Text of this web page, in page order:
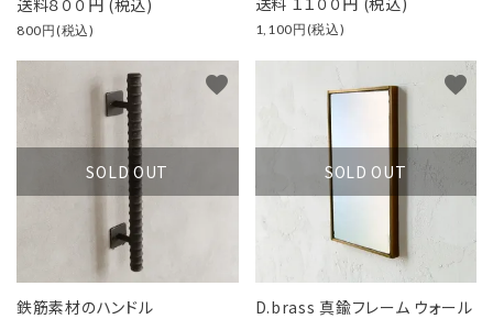
送料８００円 (税込)
800円(税込) 1,100円(税込)
SOLD OUT
鉄筋素材のハンドル
favorite
SOLD OUT
D.brass 真鍮フレーム ウォール
favorite